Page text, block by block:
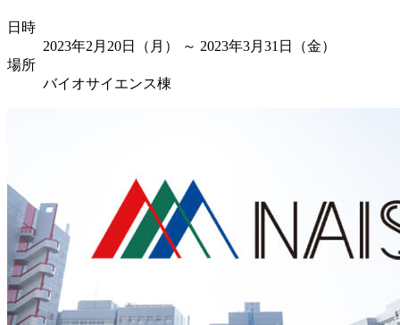
日時
2023年2月20日（月） ～ 2023年3月31日（金）
場所
バイオサイエンス棟